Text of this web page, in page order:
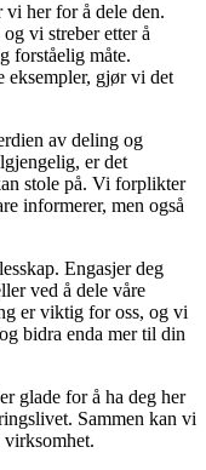
her for å dele den.
vi streber etter å
forståelig måte.
eksempler, gjør vi det
av deling og
er det
stole på. Vi forplikter
informerer, men også
Engasjer deg
ved å dele våre
er viktig for oss, og vi
bidra enda mer til din
glade for å ha deg her
Sammen kan vi
virksomhet.